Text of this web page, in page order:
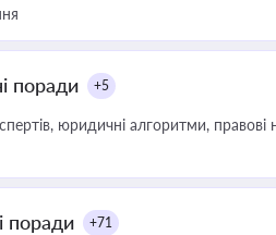
поради +5
юридичні алгоритми, правові
поради +71